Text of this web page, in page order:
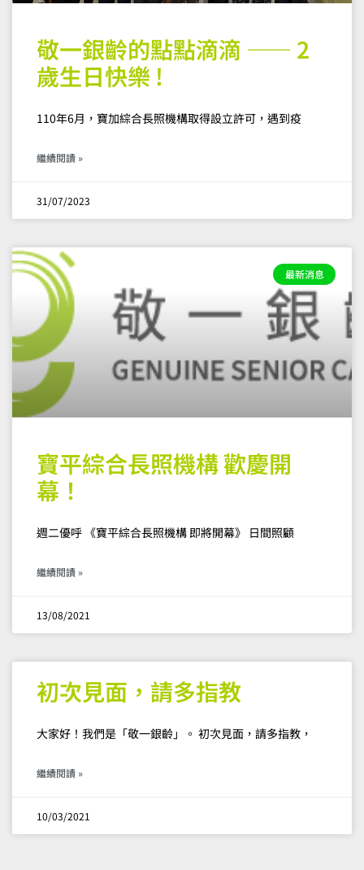
敬一銀齡的點點滴滴 —— 2
歲生日快樂 !
110年6月，寶加綜合長照機構取得設立許可，遇到疫
繼續閱讀 »
31/07/2023
最新消息
寶平綜合長照機構 歡慶開
幕！
週二優呼 《寶平綜合長照機構 即將開幕》 日間照顧
繼續閱讀 »
13/08/2021
初次見面，請多指教
大家好！我們是「敬一銀齡」。 初次見面，請多指教，
繼續閱讀 »
10/03/2021